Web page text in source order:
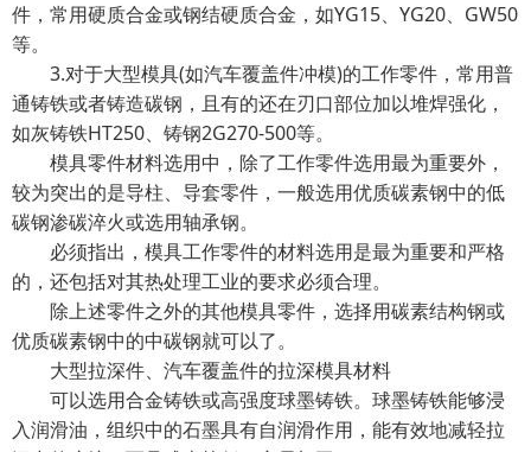
件，常用硬质合金或钢结硬质合金，如YG15、YG20、GW50
等。
3.对于大型模具(如汽车覆盖件冲模)的工作零件，常用普
通铸铁或者铸造碳钢，且有的还在刃口部位加以堆焊强化，
如灰铸铁HT250、铸钢2G270-500等。
模具零件材料选用中，除了工作零件选用最为重要外，
较为突出的是导柱、导套零件，一般选用优质碳素钢中的低
碳钢渗碳淬火或选用轴承钢。
必须指出，模具工作零件的材料选用是最为重要和严格
的，还包括对其热处理工业的要求必须合理。
除上述零件之外的其他模具零件，选择用碳素结构钢或
优质碳素钢中的中碳钢就可以了。
大型拉深件、汽车覆盖件的拉深模具材料
可以选用合金铸铁或高强度球墨铸铁。球墨铸铁能够浸
入润滑油，组织中的石墨具有自润滑作用，能有效地减轻拉